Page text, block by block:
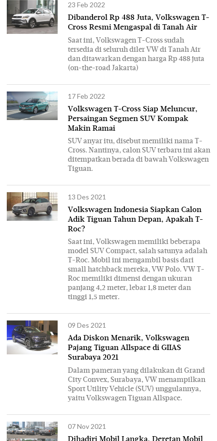
23 Feb 2022
Dibanderol Rp 488 Juta, Volkswagen T-
Cross Resmi Mengaspal di Tanah Air
Saat ini, Volkswagen T-Cross sudah
tersedia di seluruh diler VW di Tanah Air
dan ditawarkan dengan harga Rp 488 juta
(on-the-road Jakarta)
17 Feb 2022
Volkswagen T-Cross Siap Meluncur,
Persaingan Segmen SUV Kompak
Makin Ramai
SUV anyar itu, disebut memiliki nama T-
Cross. Nantinya, calon SUV terbaru ini akan
ditempatkan berada di bawah Volkswagen
Tiguan.
13 Des 2021
Volkswagen Indonesia Siapkan Calon
Adik Tiguan Tahun Depan, Apakah T-
Roc?
Saat ini, Volkswagen memiliki beberapa
model SUV Compact, salah satunya adalah
T-Roc. Mobil ini mengambil basis dari
small hatchback mereka, VW Polo. VW T-
Roc memiliki dimensi dengan ukuran
panjang 4,2 meter, lebar 1,8 meter dan
tinggi 1,5 meter.
09 Des 2021
Ada Diskon Menarik, Volkswagen
Pajang Tiguan Allspace di GIIAS
Surabaya 2021
Dalam pameran yang dilakukan di Grand
City Convex, Surabaya, VW menampilkan
Sport Utility Vehicle (SUV) unggulannya,
yaitu Volkswagen Tiguan Allspace.
07 Nov 2021
Dihadiri Mobil Langka, Deretan Mobil